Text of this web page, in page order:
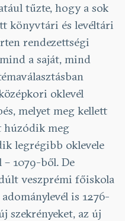
tűzte, hogy a sok
könyvtári és levéltári
rendezettségi
a saját, mind
oklevél
melyet meg kellett
húzódik meg
legrégibb oklevele
1079-ből. De
veszprémi főiskola
is 1276-
szekrényeket, az új